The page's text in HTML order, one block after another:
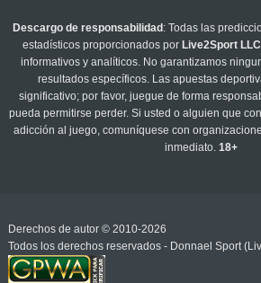
Descargo de responsabilidad : Todas las
estadísticos proporcionados por Live2Sport LLC
informativos y analíticos. No garantizamos
resultados específicos. Las apuestas
significativo; por favor, juegue de forma
pueda permitirse perder. Si usted o alguien que
adicción al juego, comuníquese con
inmediato.18+
Derechos de autor © 2010-2026
Todos los derechos reservados - Donnael Sport